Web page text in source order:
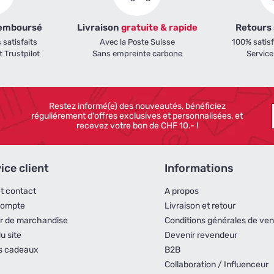
satisfaits
Trustpilot
Livraison gratuite & rapide
Avec la Poste Suisse
Sans empreinte carbone
Retours
100%
Restez informé(e) des nouveautés, bénéficiez
réguliérement d'offres exclusives et personnalisées, et
recevez votre bon de CHF 10.- !
client
contact
de marchandise
site
cadeaux
Informations
A propos
Livraison et retour
Conditions générales de
Devenir revendeur
B2B
Collaboration / Influenceur